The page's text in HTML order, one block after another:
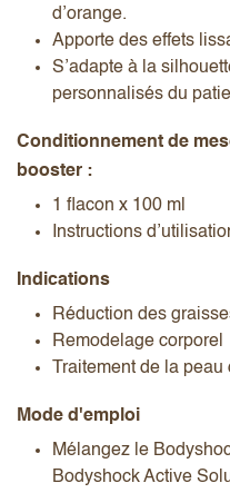
d’orange.
Apporte des effets
S’adapte à la
personnalisés du
Conditionnement de
booster :
1 flacon x 100 ml
Instructions
Indications
Réduction des
Remodelage corporel
Traitement de la peau
Mode d'emploi
Mélangez le
Bodyshock Active